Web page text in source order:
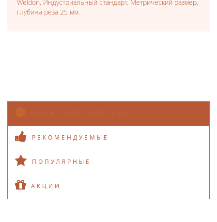
Weldon, Индустриальный стандарт. Метрический размер,
глубина реза 25 мм.
РЕКОМЕНДУЕМЫЕ
ПОПУЛЯРНЫЕ
АКЦИИ